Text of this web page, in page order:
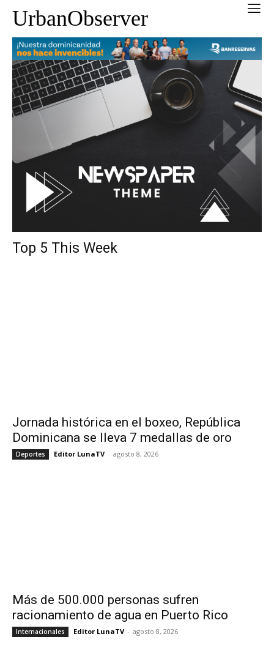
UrbanObserver
Top 5 This Week
Jornada histórica en el boxeo, República
Dominicana se lleva 7 medallas de oro
Deportes Editor LunaTV - agosto 8, 2026
Más de 500.000 personas sufren
racionamiento de agua en Puerto Rico
Internacionales Editor LunaTV - agosto 8, 2026